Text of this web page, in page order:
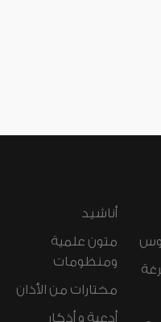
أناشيد
متون علمية
ومنظومات
مختارات من الأذان
أدعية و أذكار